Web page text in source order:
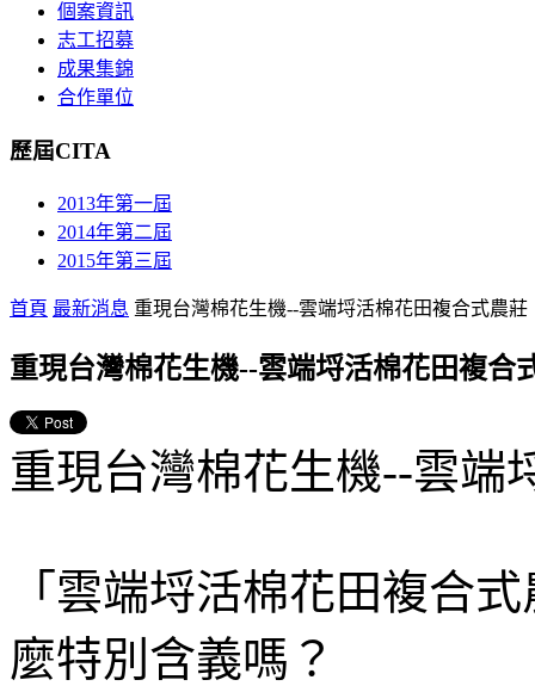
個案資訊
志工招募
成果集錦
合作單位
歷屆CITA
2013年第一屆
2014年第二屆
2015年第三屆
首頁 最新消息 重現台灣棉花生機--雲端埒活棉花田複合式農莊
重現台灣棉花生機--雲端埒活棉花田複合
重現台灣棉花生機--雲端
「雲端埒活棉花田複合
麼特別含義嗎？